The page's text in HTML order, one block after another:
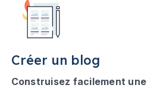
Créer un blog
Construisez facilement une